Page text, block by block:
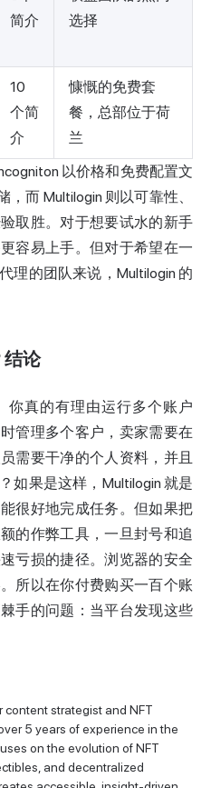
简介
选择
10
个简
介
慷慨的免费套
餐，总部位于荷
兰
以价格和免费配置文
而 Multilogin 则以可靠性、
取胜。对于想要试水的新手
容易上手。但对于希望在一
理的团队来说，Multilogin 的
结论
你真的有理由运行多个账户
管理多个客户，卖家需要在
需要干净的个人资料，并且
如果是这样，Multilogin 就是
很好地完成任务。但如果把
的作弊工具，一旦封号和追
亏损的捷径。浏览器的安全
所以在你付费购买一百个账
手的问题：当平台发现这些
content strategist and NFT
5 years of experience in the
on the evolution of NFT
and decentralized